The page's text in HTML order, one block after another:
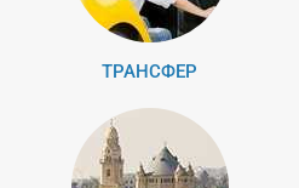
ТРАНСФЕР